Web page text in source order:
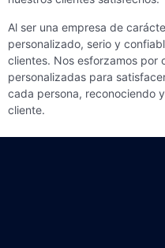
Al ser una empresa de
personalizado, serio y
clientes. Nos esforzamos por
personalizadas para
cada persona, reconociendo
cliente.